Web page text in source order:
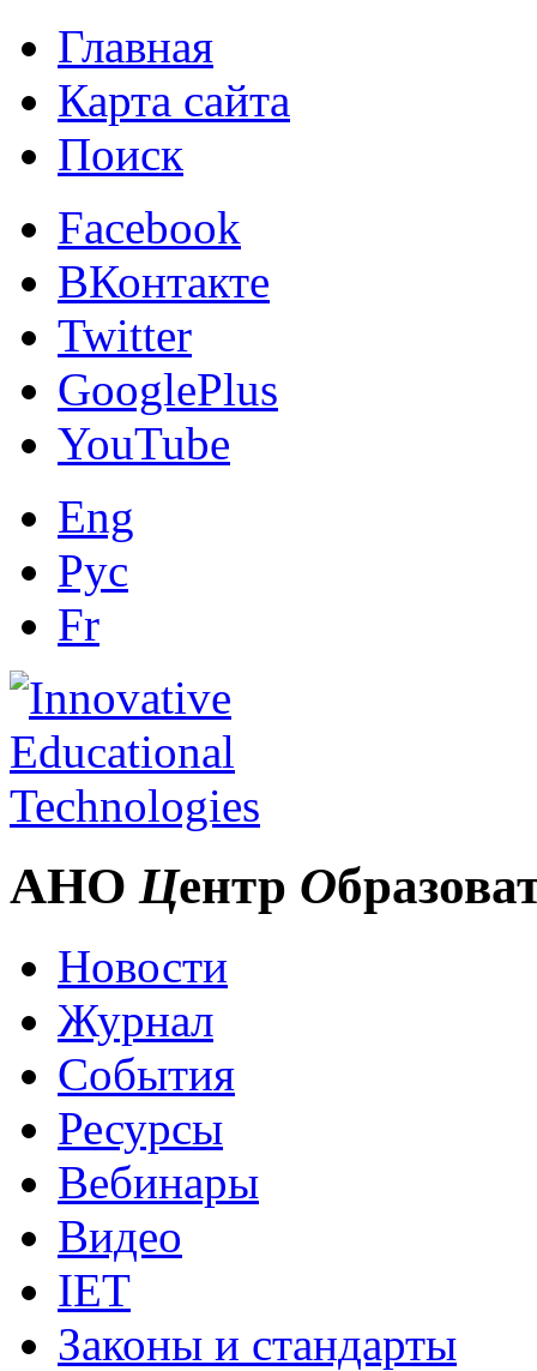
Главная
Карта сайта
Поиск
Facebook
ВКонтакте
Twitter
GooglePlus
YouTube
Eng
Рус
Fr
АНО Центр О
Новости
Журнал
События
Ресурсы
Вебинары
Видео
IET
Законы и стандарты